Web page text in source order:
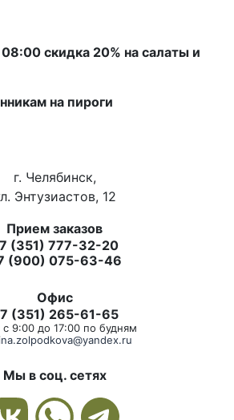
скидка 20% на салаты и
на пироги
г. Челябинск,
Энтузиастов, 12
Прием заказов
(351) 777-32-20
(900) 075-63-46
Офис
(351) 265-61-65
9:00 до 17:00 по будням
Мы в соц. сетях